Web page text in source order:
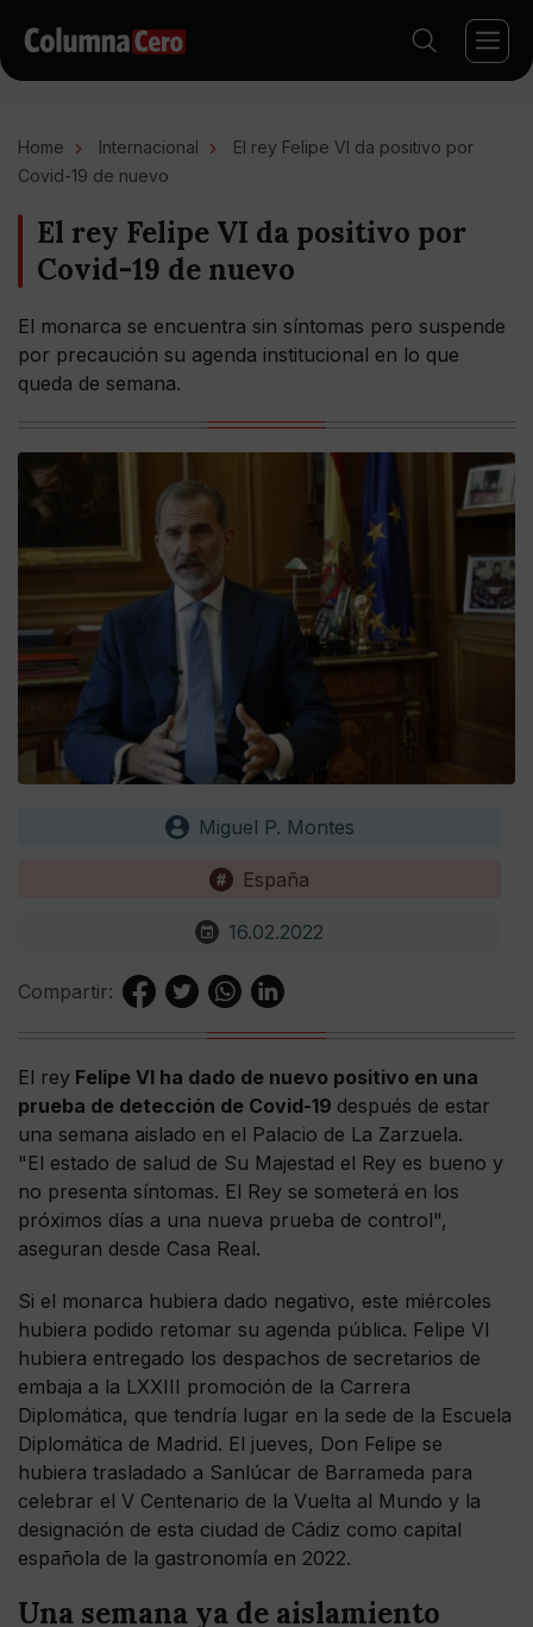
Home Internacional
El rey Felipe VI da positivo por
Covid-19 de nuevo
El rey Felipe VI da positivo por
Covid-19 de nuevo
El monarca se encuentra sin síntomas pero suspende
por precaución su agenda institucional en lo que
queda de semana.
Miguel P. Montes
España
16.02.2022
Compartir:
El rey Felipe VI ha dado de nuevo positivo en una
prueba de detección de Covid-19 después de estar
una semana aislado en el Palacio de La Zarzuela.
"El estado de salud de Su Majestad el Rey es bueno y
no presenta síntomas. El Rey se someterá en los
próximos días a una nueva prueba de control",
aseguran desde Casa Real.
Si el monarca hubiera dado negativo, este miércoles
hubiera podido retomar su agenda pública. Felipe VI
hubiera entregado los despachos de secretarios de
embaja a la LXXIII promoción de la Carrera
Diplomática, que tendría lugar en la sede de la Escuela
Diplomática de Madrid. El jueves, Don Felipe se
hubiera trasladado a Sanlúcar de Barrameda para
celebrar el V Centenario de la Vuelta al Mundo y la
designación de esta ciudad de Cádiz como capital
española de la gastronomía en 2022.
Una semana ya de aislamiento